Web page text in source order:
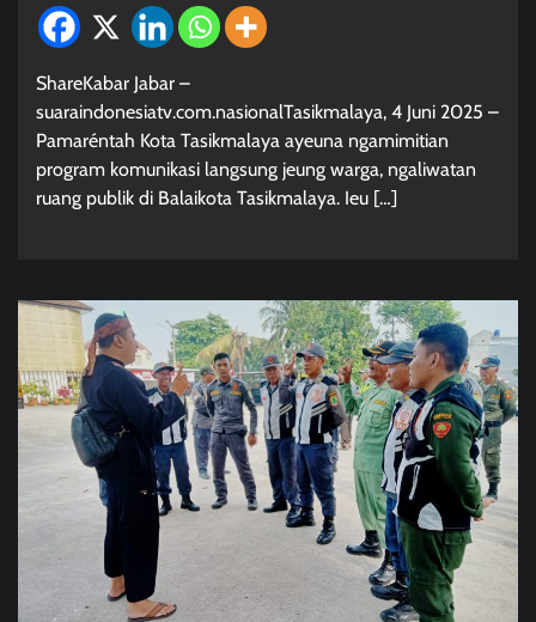
ShareKabar Jabar –
suaraindonesiatv.com.nasionalTasikmalaya, 4 Juni 2025 –
Pamaréntah Kota Tasikmalaya ayeuna ngamimitian
program komunikasi langsung jeung warga, ngaliwatan
ruang publik di Balaikota Tasikmalaya. Ieu […]